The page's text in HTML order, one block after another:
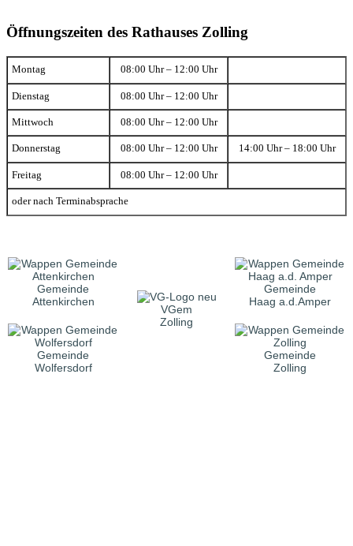
Öffnungszeiten des Rathauses Zolling
Montag 08:00 Uhr – 12:00 Uhr
Dienstag 08:00 Uhr – 12:00 Uhr
Mittwoch 08:00 Uhr – 12:00 Uhr
Donnerstag 08:00 Uhr – 12:00 Uhr 14:00 Uhr – 18:00 Uhr
Freitag 08:00 Uhr – 12:00 Uhr
oder nach Terminabsprache
Gemeinde
Attenkirchen
VGem
Zolling
Gemeinde
Haag a.d.Amper
Gemeinde
Wolfersdorf
Gemeinde
Zolling